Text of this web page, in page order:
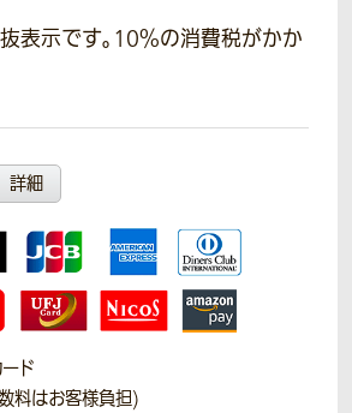
表示です。10％の消費税がかか
詳細
ド
料はお客様負担)